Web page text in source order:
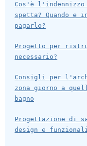
Cos'è l'indennizzo
spetta? Quando e
pagarlo?
Progetto per
necessario?
Consigli per
zona giorno a
bagno
Progettazione di
design e